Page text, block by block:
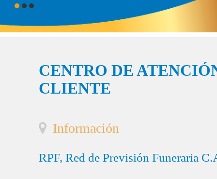
CENTRO DE
CLIENTE
Información
RPF, Red de Previsión Funeraria